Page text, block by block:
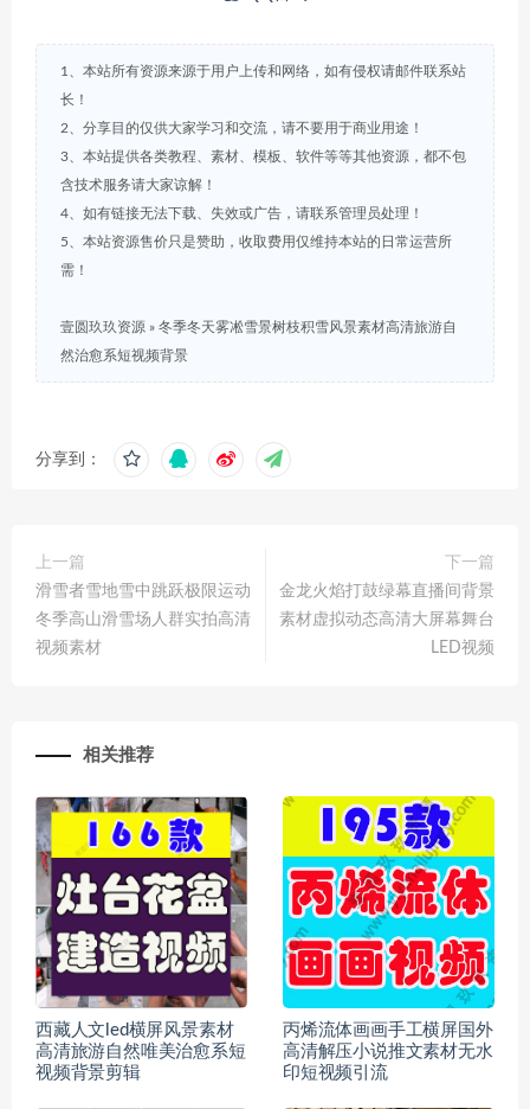
1、本站所有资源来源于用户上传和网络，如有侵权请邮件联系站
长！
2、分享目的仅供大家学习和交流，请不要用于商业用途！
3、本站提供各类教程、素材、模板、软件等等其他资源，都不包
含技术服务请大家谅解！
4、如有链接无法下载、失效或广告，请联系管理员处理！
5、本站资源售价只是赞助，收取费用仅维持本站的日常运营所
需！
壹圆玖玖资源 » 冬季冬天雾凇雪景树枝积雪风景素材高清旅游自
然治愈系短视频背景
分享到：
上一篇
滑雪者雪地雪中跳跃极限运动
冬季高山滑雪场人群实拍高清
视频素材
下一篇
金龙火焰打鼓绿幕直播间背景
素材虚拟动态高清大屏幕舞台
LED视频
相关推荐
西藏人文led横屏风景素材
高清旅游自然唯美治愈系短
视频背景剪辑
丙烯流体画画手工横屏国外
高清解压小说推文素材无水
印短视频引流